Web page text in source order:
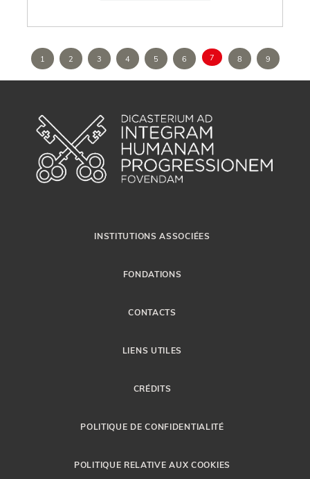
1 2 3 4 5 6 7 8 9
INSTITUTIONS ASSOCIÉES
FONDATIONS
CONTACTS
LIENS UTILES
CRÉDITS
POLITIQUE DE CONFIDENTIALITÉ
POLITIQUE RELATIVE AUX COOKIES